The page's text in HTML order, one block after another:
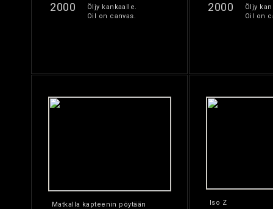
2000
Öljy kankaalle.
Oil on canvas.
2000
Öljy
Oil on
Matkalla kapteenin pöytään Iso Z